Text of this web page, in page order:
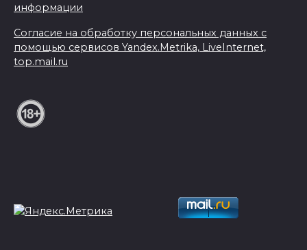
информации
Согласие на обработку персональных данных с
помощью сервисов Yandex.Metrika, LiveInternet,
top.mail.ru